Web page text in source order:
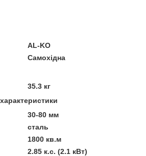
AL-KO
Самохідна
35.3 кг
30-80 мм
сталь
1800 кв.м
2.85 к.с. (2.1 кВт)